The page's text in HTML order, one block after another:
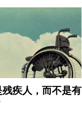
疾人，而不是有